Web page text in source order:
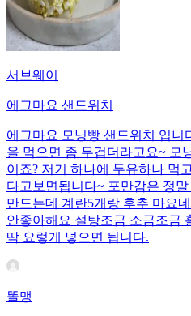
서브웨이
에그마요 샌드위치
에그마요 모닝빵 샌드위치 입니
을 먹으면 좀 무겁더라고요~ 모
이죠? 저거 하나에 두유하나 먹
다고보면됩니다~ 포만감은 정
만드는데 계란5개랑 후추 마요
안좋아해요 설탕조금 소금조금
딱 요렇게 넣으면 됩니다.
똘맹